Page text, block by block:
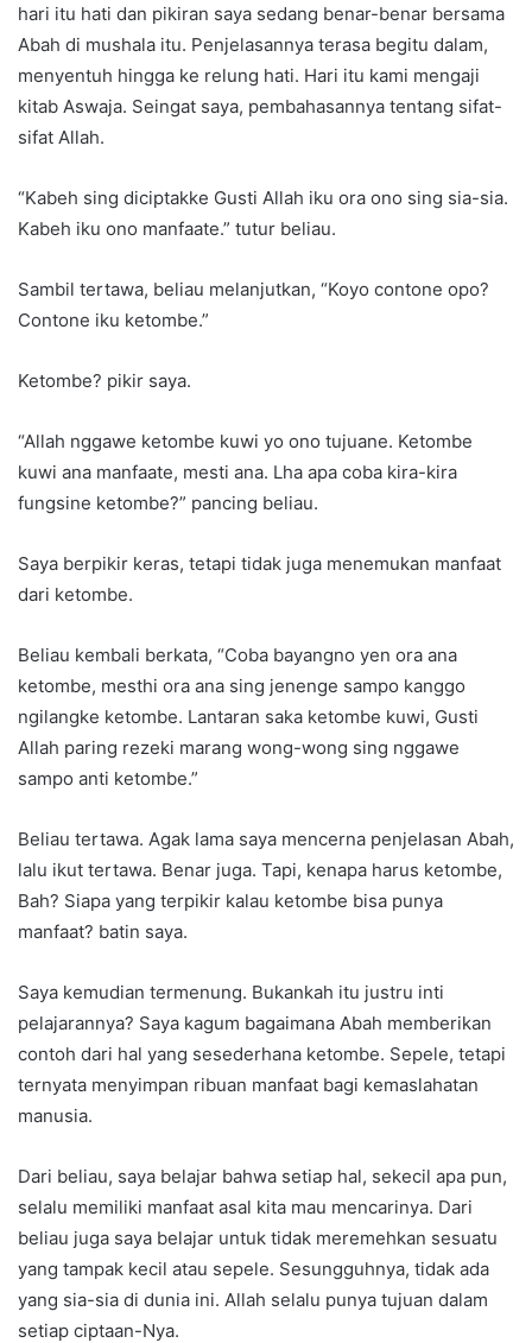
hari itu hati dan pikiran saya sedang benar-benar bersama
Abah di mushala itu. Penjelasannya terasa begitu dalam,
menyentuh hingga ke relung hati. Hari itu kami mengaji
kitab Aswaja. Seingat saya, pembahasannya tentang sifat-
sifat Allah.
“Kabeh sing diciptakke Gusti Allah iku ora ono sing sia-sia.
Kabeh iku ono manfaate.” tutur beliau.
Sambil tertawa, beliau melanjutkan, “Koyo contone opo?
Contone iku ketombe.”
Ketombe? pikir saya.
“Allah nggawe ketombe kuwi yo ono tujuane. Ketombe
kuwi ana manfaate, mesti ana. Lha apa coba kira-kira
fungsine ketombe?” pancing beliau.
Saya berpikir keras, tetapi tidak juga menemukan manfaat
dari ketombe.
Beliau kembali berkata, “Coba bayangno yen ora ana
ketombe, mesthi ora ana sing jenenge sampo kanggo
ngilangke ketombe. Lantaran saka ketombe kuwi, Gusti
Allah paring rezeki marang wong-wong sing nggawe
sampo anti ketombe.”
Beliau tertawa. Agak lama saya mencerna penjelasan Abah,
lalu ikut tertawa. Benar juga. Tapi, kenapa harus ketombe,
Bah? Siapa yang terpikir kalau ketombe bisa punya
manfaat? batin saya.
Saya kemudian termenung. Bukankah itu justru inti
pelajarannya? Saya kagum bagaimana Abah memberikan
contoh dari hal yang sesederhana ketombe. Sepele, tetapi
ternyata menyimpan ribuan manfaat bagi kemaslahatan
manusia.
Dari beliau, saya belajar bahwa setiap hal, sekecil apa pun,
selalu memiliki manfaat asal kita mau mencarinya. Dari
beliau juga saya belajar untuk tidak meremehkan sesuatu
yang tampak kecil atau sepele. Sesungguhnya, tidak ada
yang sia-sia di dunia ini. Allah selalu punya tujuan dalam
setiap ciptaan-Nya.